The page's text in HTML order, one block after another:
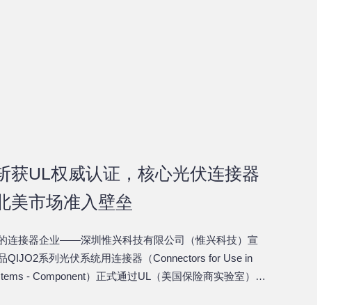
获UL权威认证，核心光伏连接器
美市场准入壁垒
连接器企业——深圳惟兴科技有限公司（惟兴科技）宣
QIJO2系列光伏系统用连接器（Connectors for Use in
- Component）正式通过UL（美国保险商实验室）权